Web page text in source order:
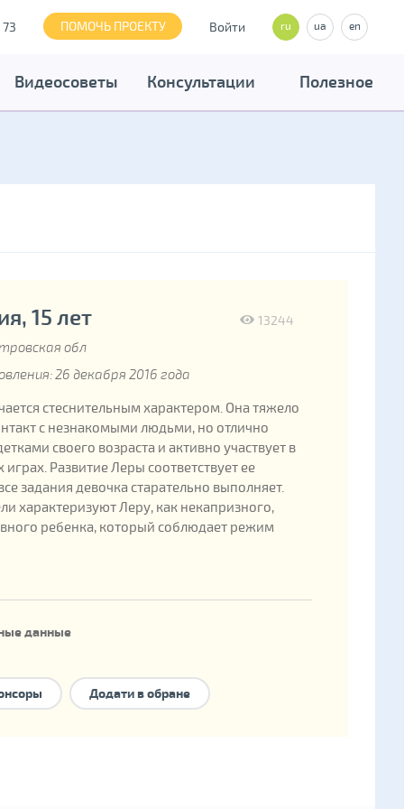
ПОМОЧЬ ПРОЕКТУ Войти ru ua en
Видеосоветы Консультации Полезное
13244
15 лет
обл
26 декабря 2016 года
стеснительным характером. Она тяжело
с незнакомыми людьми, но отлично
своего возраста и активно участвует в
играх. Развитие Леры соответствует ее
задания девочка старательно выполняет.
характеризуют Леру, как некапризного,
ребенка, который соблюдает режим
данные
в государственной базе: 253280
формы семейного устройства:
Додати в обране